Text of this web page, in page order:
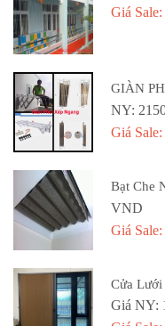
Giá
GIÀN
NY:
Giá
Bạt Che
VND
Giá
Cửa
Giá NY: